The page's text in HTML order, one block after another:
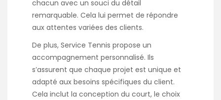
chacun avec un souci du détail
remarquable. Cela lui permet de répondre
aux attentes variées des clients.
De plus, Service Tennis propose un
accompagnement personnalisé. Ils
s’assurent que chaque projet est unique et
adapté aux besoins spécifiques du client.
Cela inclut la conception du court, le choix